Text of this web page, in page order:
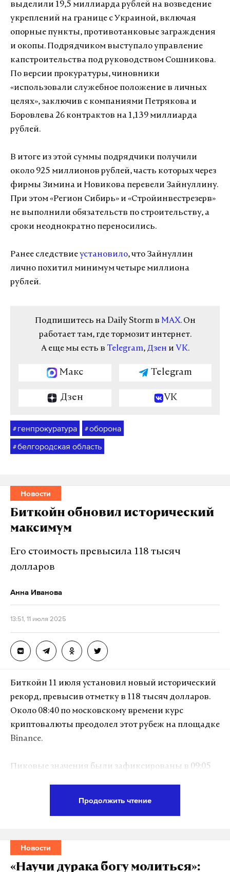
выделили 19,5 миллиарда рублей на возведение
укреплений на границе с Украиной, включая
опорные пункты, противотанковые заграждения
и окопы. Подрядчиком выступало управление
капстроительства под руководством Сошникова.
По версии прокуратуры, чиновники
«использовали служебное положение в личных
целях», заключив с компаниями Петрякова и
Боровлева 26 контрактов на 1,139 миллиарда
рублей.
В итоге из этой суммы подрядчики получили
около 925 миллионов рублей, часть которых через
фирмы Зимина и Новикова перевели Зайнуллину.
При этом «Регион Сибирь» и «Стройинвестрезерв»
не выполнили обязательств по строительству, а
сроки неоднократно переносились.
Ранее следствиеустановило, что Зайнуллин
лично похитил минимум четыре миллиона
рублей.
Подпишитесь на Daily Storm в MAX. Он
работает там, где тормозит интернет.
А еще мы есть в Telegram, Дзен и VK.
Макс Telegram
Дзен VK
# генпрокуратура #оборона
#белгородская область
Новости
Биткойн обновил исторический
максимум
Его стоимость превысила 118 тысяч
долларов
Анна Иванова
13:51, 11 июля 2025
Биткойн 11 июля установил новый исторический
рекорд, превысив отметку в 118 тысяч долларов.
Около 08:40 по московскому времени курс
криптовалюты преодолел этот рубеж на площадке
Binance.
Пиковые значения были зафиксированы в 09:05
Этот рост стал продолжением ночного рекорда — в
Продолжить чтение
Новости
«Научи дурака богу молиться»: